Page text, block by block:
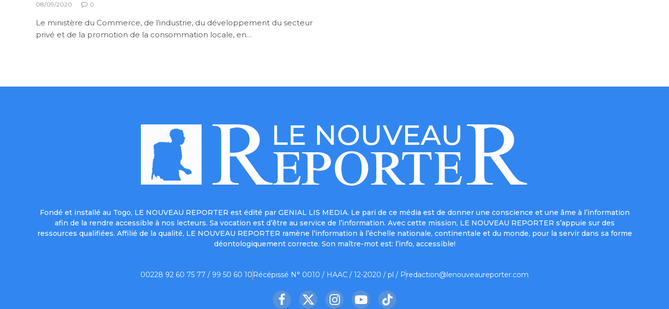
08/09/2020 0
Le ministère du Commerce, de l’industrie, du développement du secteur
privé et de la promotion de la consommation locale, en…
Fondé et installé au Togo, LE NOUVEAU REPORTER est édité par GENIAL LIS MEDIA. Le pari de ce média est de donner une conscience et une âme à l’information
afin de la rendre accessible à nos lecteurs. Sa vocation est d’être au service de l’information. Avec cette mission, LE NOUVEAU REPORTER s’appuie sur des
ressources qualifiées. Affilié de la qualité, LE NOUVEAU REPORTER ramène l’information à l’échelle nationale, continentale et du monde, pour la servir dans sa forme
déontologiquement correcte. Son maître-mot est: l’info, accessible!
00228 92 60 75 77 / 99 50 60 10 Récépissé N° 0010 / HAAC / 12-2020 / pl / Predaction@lenouveaureporter.com
Facebook
X InstagramYouTubeTikTok